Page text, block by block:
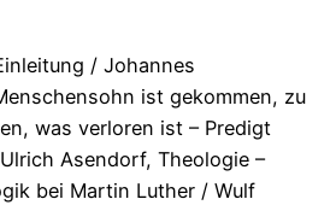
/ Johannes
ist gekommen, zu
was verloren ist – Predigt
Asendorf, Theologie –
bei Martin Luther / Wulf